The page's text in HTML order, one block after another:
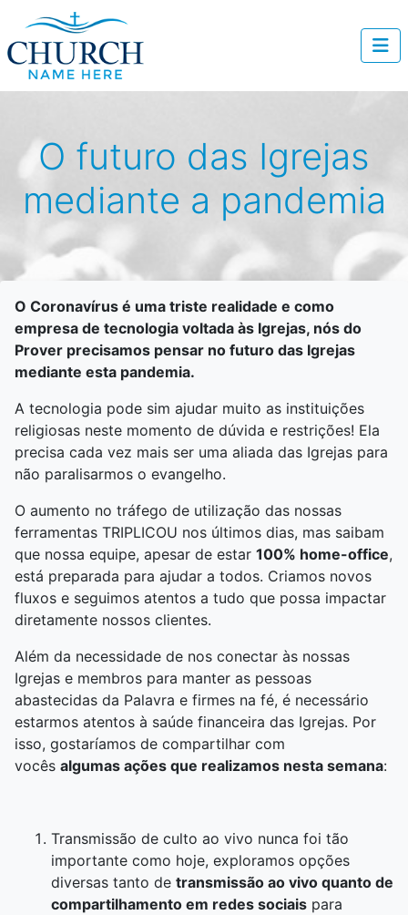
O futuro das Igrejas
mediante a pandemia
O Coronavírus é uma triste realidade e como
empresa de tecnologia voltada às Igrejas, nós do
Prover precisamos pensar no futuro das Igrejas
mediante esta pandemia.
A tecnologia pode sim ajudar muito as instituições
religiosas neste momento de dúvida e restrições! Ela
precisa cada vez mais ser uma aliada das Igrejas para
não paralisarmos o evangelho.
O aumento no tráfego de utilização das nossas
ferramentas TRIPLICOU nos últimos dias, mas saibam
que nossa equipe, apesar de estar 100% home-office,
está preparada para ajudar a todos. Criamos novos
fluxos e seguimos atentos a tudo que possa impactar
diretamente nossos clientes.
Além da necessidade de nos conectar às nossas
Igrejas e membros para manter as pessoas
abastecidas da Palavra e firmes na fé, é necessário
estarmos atentos à saúde financeira das Igrejas. Por
isso, gostaríamos de compartilhar com
vocês algumas ações que realizamos nesta semana:
Transmissão de culto ao vivo nunca foi tão
importante como hoje, exploramos opções
diversas tanto de transmissão ao vivo quanto de
compartilhamento em redes sociais para